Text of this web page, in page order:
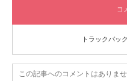
コ
トラックバッ
この記事へのコメントはありませ